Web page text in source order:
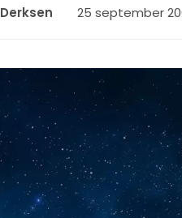
25 september